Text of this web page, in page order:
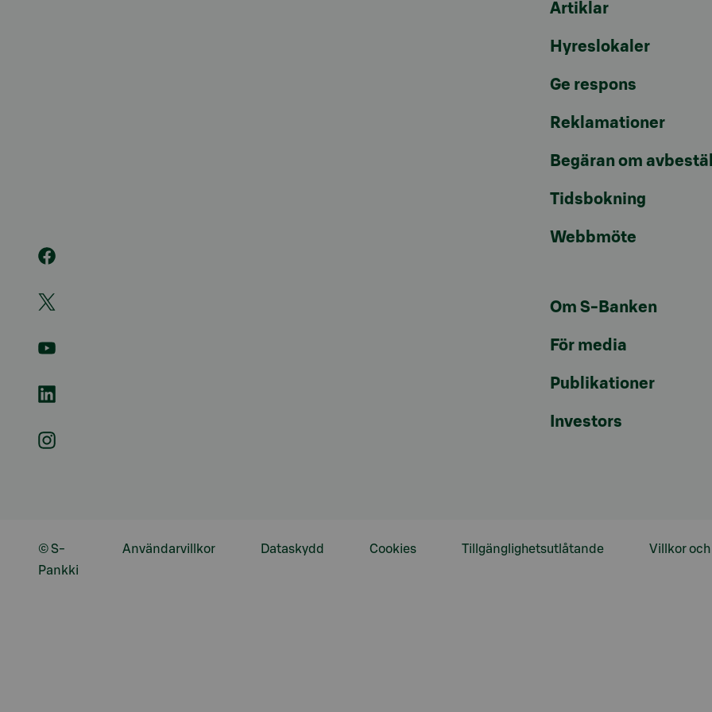
Artiklar
Hyreslokaler
Ge respons
Reklamationer
Begäran om
Tidsbokning
Webbmöte
Om S-Banken
För media
Publikationer
Investors
Användarvillkor Dataskydd Cookies Tillgänglighetsutlåtande Villkor
© S-
Pankki